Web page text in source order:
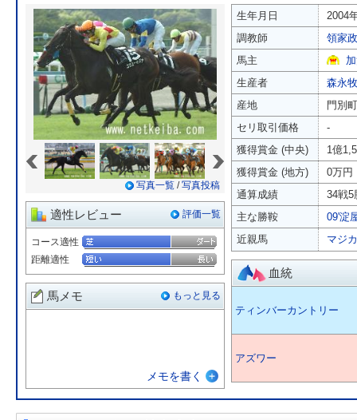
写真一覧 /写真投稿
適性レビュー 評価一覧
コース適性
距離適性
馬メモ もっと見る
メモを書く
生年月日
2004
調教師
領家
馬主
生産者
森永
産地
門別町
セリ取引価格
-
獲得賞金 (中央)
1億
獲得賞金 (地方)
0万円
通算成績
34戦5
主な勝鞍
09'淀
近親馬
マジ
血統
ティンバーカントリー
アズワー